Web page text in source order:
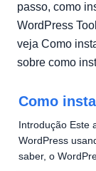
passo, como
WordPress
veja Como
sobre como
Como
Introdução Este
WordPress
saber, o